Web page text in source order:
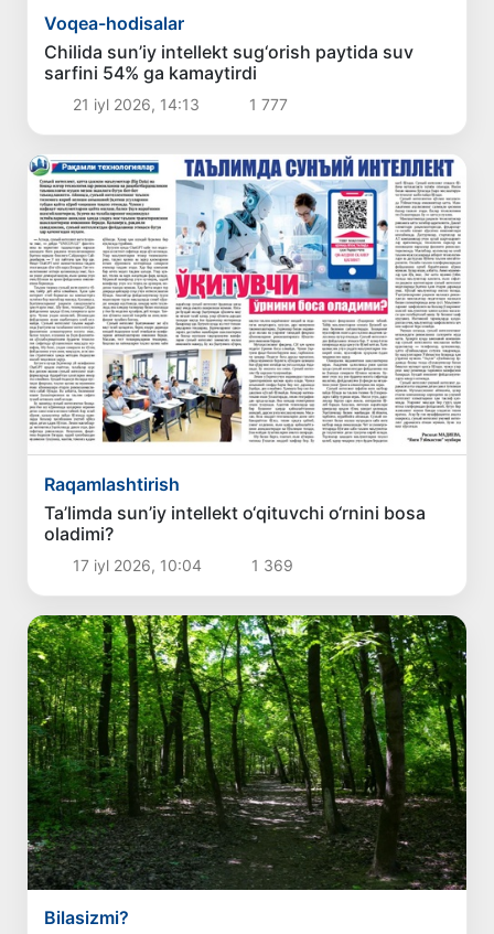
Voqea-hodisalar
Chilida sun’iy intellekt sug‘orish paytida suv
sarfini 54% ga kamaytirdi
21 iyl 2026, 14:13 1 777
Raqamlashtirish
Ta’limda sun’iy intellekt o‘qituvchi o‘rnini bosa
oladimi?
17 iyl 2026, 10:04 1 369
Bilasizmi?